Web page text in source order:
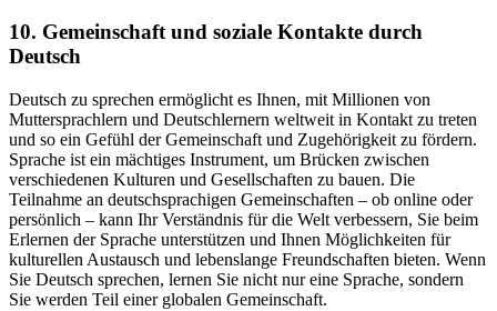
10. Gemeinschaft und soziale Kontakte durch
Deutsch
Deutsch zu sprechen ermöglicht es Ihnen, mit Millionen von
Muttersprachlern und Deutschlernern weltweit in Kontakt zu treten
und so ein Gefühl der Gemeinschaft und Zugehörigkeit zu fördern.
Sprache ist ein mächtiges Instrument, um Brücken zwischen
verschiedenen Kulturen und Gesellschaften zu bauen. Die
Teilnahme an deutschsprachigen Gemeinschaften – ob online oder
persönlich – kann Ihr Verständnis für die Welt verbessern, Sie beim
Erlernen der Sprache unterstützen und Ihnen Möglichkeiten für
kulturellen Austausch und lebenslange Freundschaften bieten. Wenn
Sie Deutsch sprechen, lernen Sie nicht nur eine Sprache, sondern
Sie werden Teil einer globalen Gemeinschaft.